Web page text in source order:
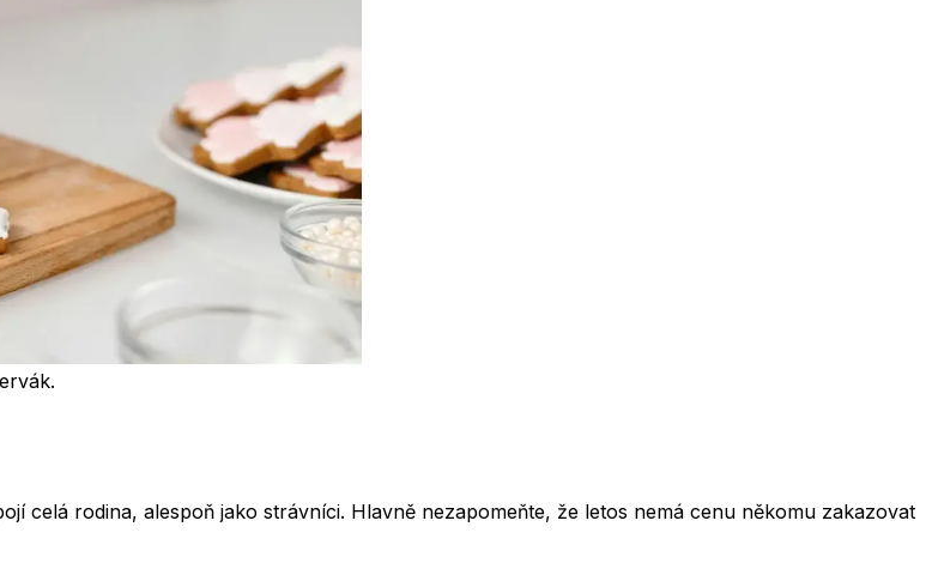
celá rodina, alespoň jako strávníci. Hlavně nezapomeňte, že letos nemá cenu někomu zakazovat